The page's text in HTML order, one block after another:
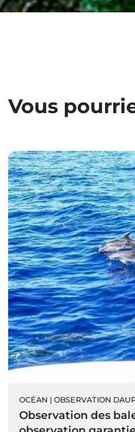
Vous
OCÉAN | OBSERVATION
Observation des